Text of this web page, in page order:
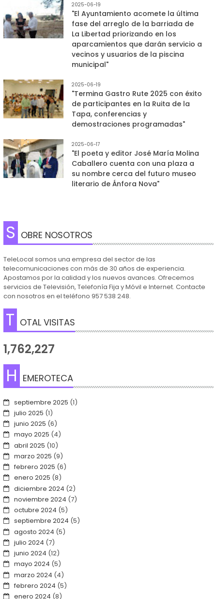
2025-06-19
"El Ayuntamiento acomete la última
fase del arreglo de la barriada de
La Libertad priorizando en los
aparcamientos que darán servicio a
vecinos y usuarios de la piscina
municipal"
2025-06-19
"Termina Gastro Rute 2025 con éxito
de participantes en la Ruita de la
Tapa, conferencias y
demostraciones programadas"
2025-06-17
"El poeta y editor José María Molina
Caballero cuenta con una plaza a
su nombre cerca del futuro museo
literario de Ánfora Nova"
S OBRE NOSOTROS
TeleLocal somos una empresa del sector de las
telecomunicaciones con más de 30 años de experiencia.
Apostamos por la calidad y los nuevos avances. Ofrecemos
servicios de Televisión, Telefonía Fija y Móvil e Internet. Contacte
con nosotros en el teléfono 957 538 248.
T OTAL VISITAS
1,762,227
H EMEROTECA
septiembre 2025 (1)
julio 2025 (1)
junio 2025 (6)
mayo 2025 (4)
abril 2025 (10)
marzo 2025 (9)
febrero 2025 (6)
enero 2025 (8)
diciembre 2024 (2)
noviembre 2024 (7)
octubre 2024 (5)
septiembre 2024 (5)
agosto 2024 (5)
julio 2024 (7)
junio 2024 (12)
mayo 2024 (5)
marzo 2024 (4)
febrero 2024 (5)
enero 2024 (8)